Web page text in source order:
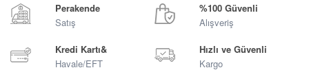
Perakende
Satış
%100 Güvenli
Alışveriş
Kredi Kartı&
Havale/EFT
Hızlı ve Güvenli
Kargo